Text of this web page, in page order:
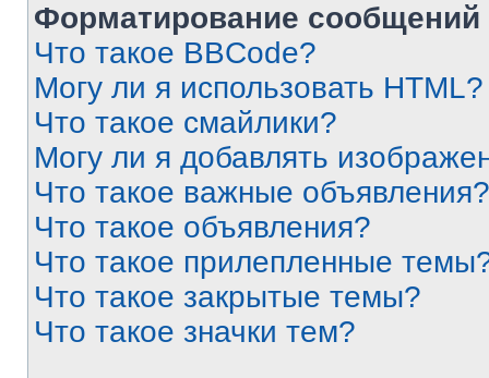
Форматирование
Что такое BBCode?
Могу ли я использовать HTML?
Что такое смайлики?
Могу ли я добавлять
Что такое важные объявления?
Что такое объявления?
Что такое прилепленные
Что такое закрытые темы?
Что такое значки тем?